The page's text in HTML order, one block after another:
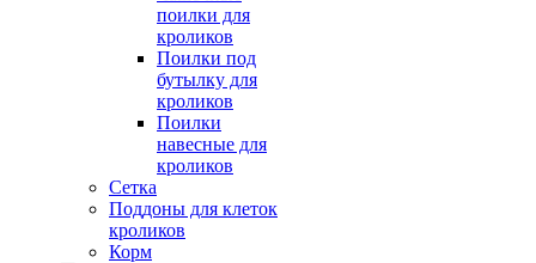
поилки для
кроликов
Поилки под
бутылку для
кроликов
Поилки
навесные для
кроликов
Сетка
Поддоны для клеток
кроликов
Корм